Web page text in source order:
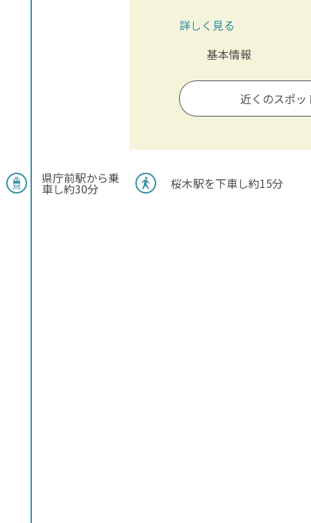
詳しく見る
基本情報
近くのスポッ
県庁前駅から乗
車し約30分 桜木駅を下車し約15分